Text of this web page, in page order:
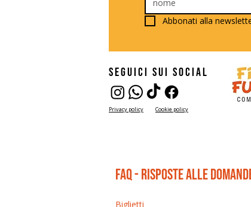
Abbonati alla
seguici sui social
Privacy policy Cookie policy
FAQ - risposte alle
Biglietti